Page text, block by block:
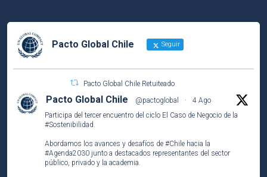
Pacto Global Chile Seguir
Pacto Global Chile Retuiteado
Pacto Global Chile @pactoglobal ·
4 Ago
Participa del tercer encuentro del ciclo El Caso de Negocio de la
#Sostenibilidad
Abordamos los avances y desafíos de #Chile hacia la
#Agenda2030 junto a destacados representantes del sector
público, privado y la academia.